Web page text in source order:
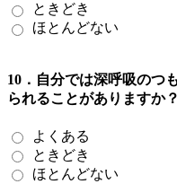
ときどき
ほとんどない
10．自分では深呼吸のつ
られることがありますか？
よくある
ときどき
ほとんどない